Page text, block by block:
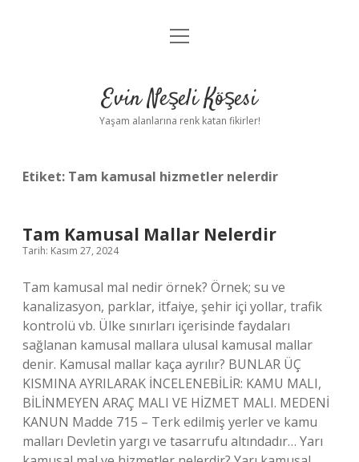
Anasayfa
Yasal Uyarı
menüyü
Evin Neşeli Köşesi
Yaşam alanlarına renk katan fikirler!
Etiket: Tam kamusal hizmetler nelerdir
Tam Kamusal Mallar Nelerdir
Tarih: Kasım 27, 2024
Tam kamusal mal nedir örnek? Örnek; su ve
kanalizasyon, parklar, itfaiye, şehir içi yollar, trafik
kontrolü vb. Ülke sınırları içerisinde faydaları
sağlanan kamusal mallara ulusal kamusal mallar
denir. Kamusal mallar kaça ayrılır? BUNLAR ÜÇ
KISMINA AYRILARAK İNCELENEBİLİR: KAMU MALI,
BİLİNMEYEN ARAÇ MALI VE HİZMET MALI. MEDENİ
KANUN Madde 715 – Terk edilmiş yerler ve kamu
malları Devletin yargı ve tasarrufu altındadır… Yarı